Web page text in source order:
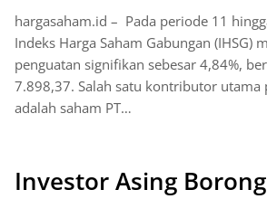
hargasaham.id – Pada periode 11
Indeks Harga Saham Gabungan (IHSG)
penguatan signifikan sebesar 4,84%,
7.898,37. Salah satu kontributor utama
adalah saham PT…
Investor Asing